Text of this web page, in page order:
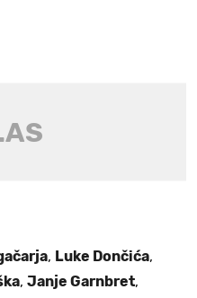
, Luke Dončića,
, Janje Garnbret,